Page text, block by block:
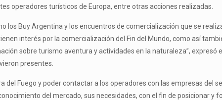
operadores turísticos de Europa, entre otras acciones realizadas.
los Buy Argentina y los encuentros de comercialización que se
interés por la comercialización del Fin del Mundo, como así
sobre turismo aventura y actividades en la naturaleza”, expresó
presentes.
Fuego y poder contactar a los operadores con las empresas del
del mercado, sus necesidades, con el fin de posicionar y